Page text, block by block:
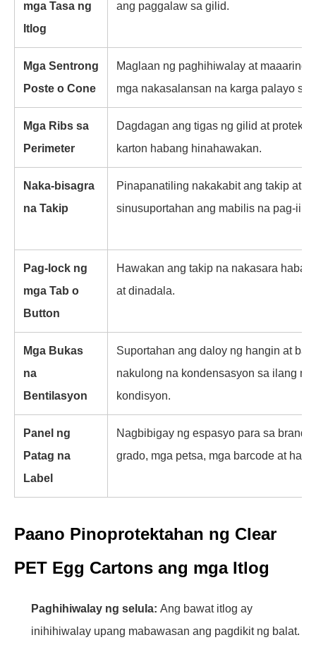
mga Tasa ng
Itlog
ang paggalaw sa gilid.
Mga Sentrong
Poste o Cone
Maglaan ng paghihiwalay at maaaring
mga nakasalansan na karga palayo sa
Mga Ribs sa
Perimeter
Dagdagan ang tigas ng gilid at
karton habang hinahawakan.
Naka-bisagra
na Takip
Pinapanatiling nakakabit ang takip at
sinusuportahan ang mabilis na pag-
Pag-lock ng
mga Tab o
Button
Hawakan ang takip na nakasara
at dinadala.
Mga Bukas
na
Bentilasyon
Suportahan ang daloy ng hangin at
nakulong na kondensasyon sa ilang
kondisyon.
Panel ng
Patag na
Label
Nagbibigay ng espasyo para sa
grado, mga petsa, mga barcode at
Paano Pinoprotektahan ng Clear
PET Egg Cartons ang mga Itlog
Paghihiwalay ng selula: Ang bawat itlog ay
inihihiwalay upang mabawasan ang pagdikit ng balat.